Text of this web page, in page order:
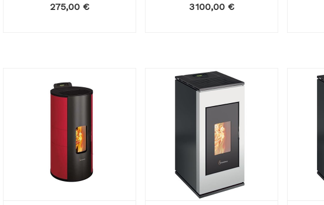
Prix
275,00 €
Prix
3 100,00 €